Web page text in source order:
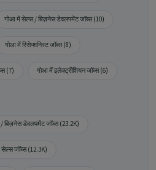
गोआ में सेल्स / बिज़नेस डेवलपमेंट जॉब्स (10)
गोआ में रिसेप्शनिस्ट जॉब्स (8)
(7) गोआ में इलेक्ट्रीशियन जॉब्स (6)
बिज़नेस डेवलपमेंट जॉब्स (23.2K)
जॉब्स (12.3K)